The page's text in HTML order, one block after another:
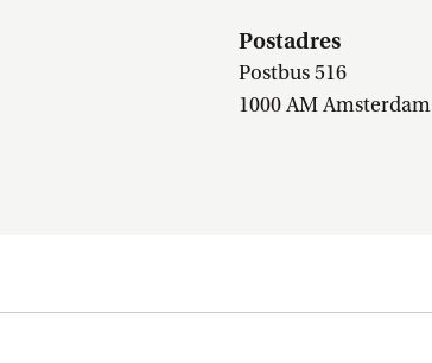
Postadres
Postbus 516
1000 AM Amsterdam